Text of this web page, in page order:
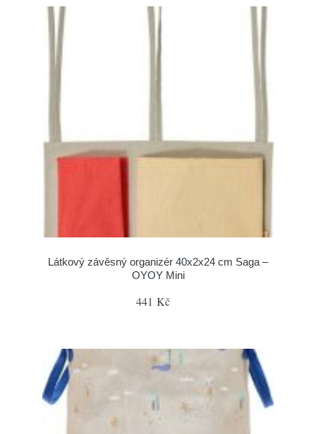
Látkový závěsný organizér 40x2x24 cm Saga –
OYOY Mini
441 Kč